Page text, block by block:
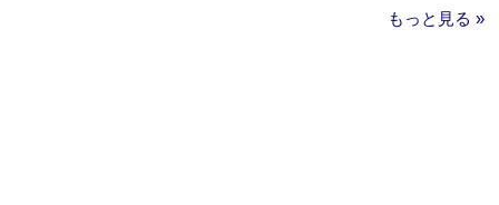
もっと見る »